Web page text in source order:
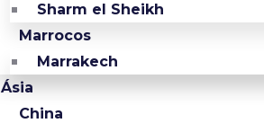
Sharm el Sheikh
Marrocos
Marrakech
Ásia
China